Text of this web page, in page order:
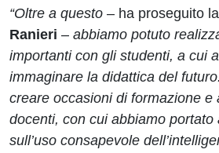
“Oltre a questo – ha proseguito
Ranieri – abbiamo potuto
importanti con gli studenti, a cui
immaginare la didattica del
creare occasioni di formazione e
docenti, con cui abbiamo portato
sull’uso consapevole